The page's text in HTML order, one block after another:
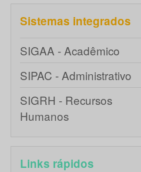
Sistemas integrados
SIGAA - Acadêmico
SIPAC - Administrativo
SIGRH - Recursos
Humanos
Links rápidos